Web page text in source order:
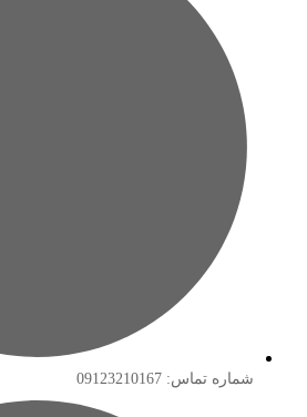
تماس: 09123210167